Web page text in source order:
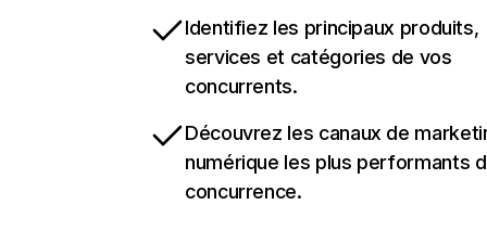
Identifiez les principaux produits,
services et catégories de vos
concurrents.
Découvrez les canaux de
numérique les plus performants
concurrence.